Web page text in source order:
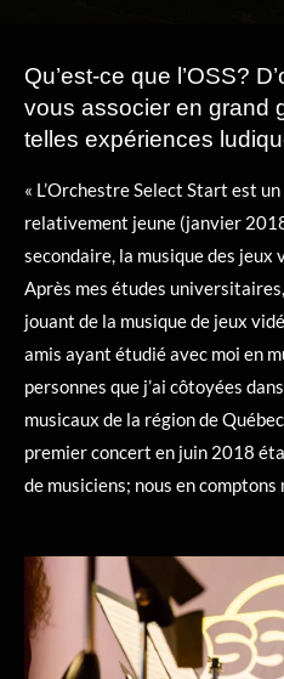
Qu’est-ce que l’OSS?
vous associer en grand
telles expériences
« L’Orchestre Select Start est
relativement jeune (janvier
secondaire, la musique des
Après mes études
jouant de la musique de jeux
amis ayant étudié avec moi en
personnes que j’ai côtoyées
musicaux de la région de
premier concert en juin 2018
de musiciens; nous en